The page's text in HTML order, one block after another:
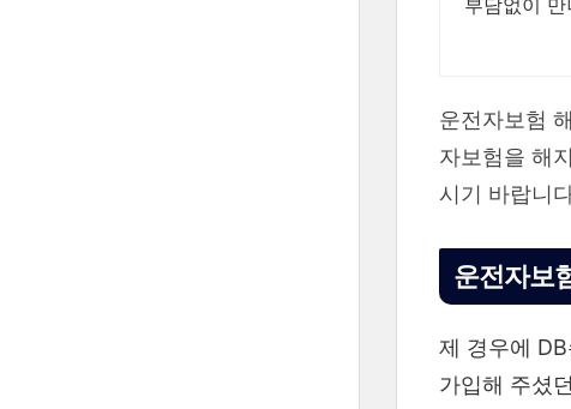
부담없이
운전자보험
자보험을 해
시기 바랍니
운전자보
제 경우에
가입해 주셨